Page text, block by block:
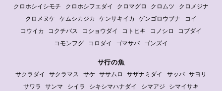
クロホシイシモチ
クロホシフエダイ クロマグロ クロムツ
クロメジナ
クロメヌケ
ケムシカジカ ケンサキイカ ゲンゴロウブナ
コイ
コウイカ
コクチバス コショウダイ コトヒキ コノシロ
コブダイ
コモンフグ
コロダイ ゴマサバ ゴンズイ
サ行の魚
サクラダイ サクラマス サケ ササムロ サザナミダイ サッパ サヨリ
サワラ
サンマ シイラ シキシマハナダイ シマアジ
シマイサキ